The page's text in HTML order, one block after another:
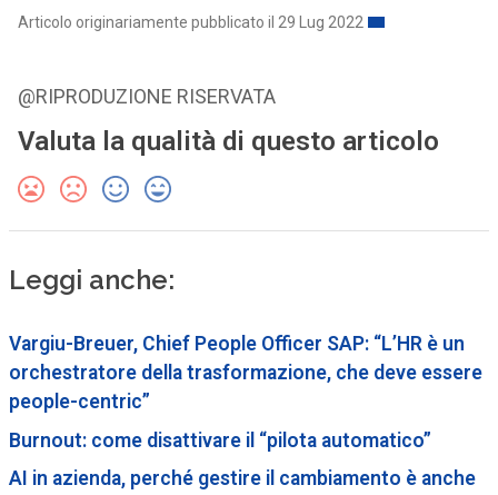
Articolo originariamente pubblicato il 29 Lug 2022
@RIPRODUZIONE RISERVATA
Valuta la qualità di questo articolo
Leggi anche:
Vargiu-Breuer, Chief People Officer SAP: “L’HR è un
orchestratore della trasformazione, che deve essere
people-centric”
Burnout: come disattivare il “pilota automatico”
AI in azienda, perché gestire il cambiamento è anche